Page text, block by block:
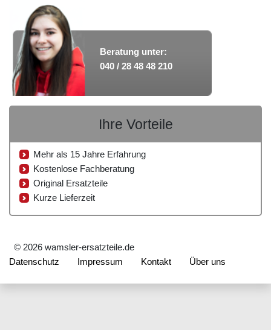
Beratung unter:
040 / 28 48 48 210
Ihre Vorteile
Mehr als 15 Jahre Erfahrung
Kostenlose Fachberatung
Original Ersatzteile
Kurze Lieferzeit
© 2026 wamsler-ersatzteile.de
Datenschutz
Impressum Kontakt Über uns